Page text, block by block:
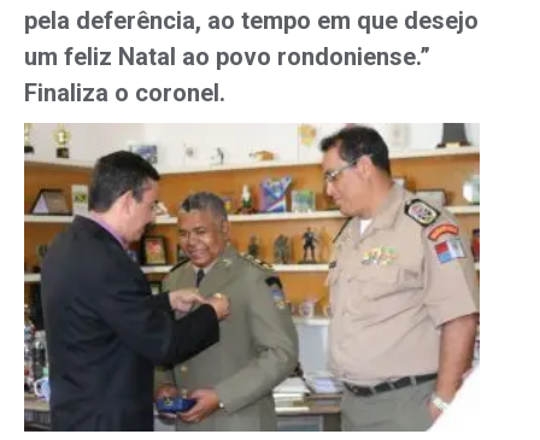
pela deferência, ao tempo em que desejo
um feliz Natal ao povo rondoniense.”
Finaliza o coronel.